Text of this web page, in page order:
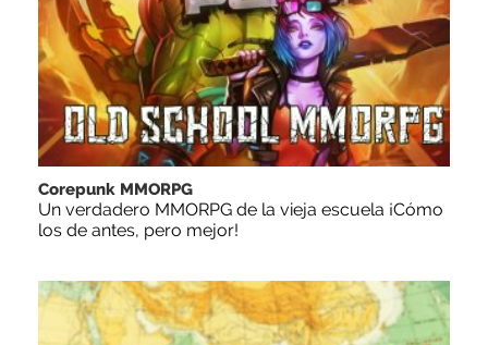
Corepunk MMORPG
Un verdadero MMORPG de la vieja escuela ¡Cómo
los de antes, pero mejor!